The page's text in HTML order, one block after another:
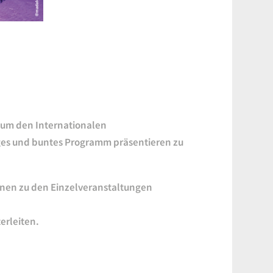
um den Internationalen
und buntes Programm präsentieren zu
zu den Einzelveranstaltungen